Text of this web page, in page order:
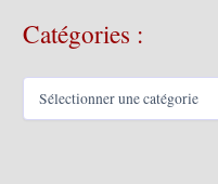
e
Catégories :
C